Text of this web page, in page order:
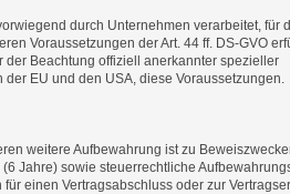
durch Unternehmen verarbeitet, für
Voraussetzungen der Art. 44 ff. DS-GVO
Beachtung offiziell anerkannter spezieller
EU und den USA, diese Voraussetzungen.
weitere Aufbewahrung ist zu
Jahre) sowie steuerrechtliche
einen Vertragsabschluss oder zur